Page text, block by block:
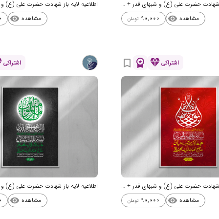
اطلاعیه لایه باز شهادت حضرت علی (ع) و شبهای قدر + استوری شبکه های اجتم
مشاهده visibility
90,000 تومان
مشاهده visibility
اشتراکیdiamond
workspace_premium
bookmark_border
اطلاعیه لایه باز شهادت حضرت علی (ع) و شبهای قدر + استوری شبکه های اجتم
مشاهده visibility
90,000 تومان
اشتراکی
مشاهده visibility